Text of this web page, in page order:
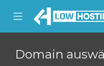
Mobile
Menu
Domain